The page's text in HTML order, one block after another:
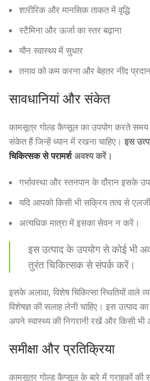
शारीरिक और मानसिक ताकत में वृद्धि
स्टैमिना और ऊर्जा का स्तर बढ़ाना
यौन स्वास्थ्य में सुधार
तनाव को कम करना और बेहतर नींद
सावधानियां और संकेत
कामसूत्र गोल्ड कैप्सूल का उपयोग करते समय
संकेत हैं जिन्हें ध्यान में रखना चाहिए। इस
चिकित्सक से परामर्शअवश्य करें।
गर्भावस्था और स्तनपान के दौरान इसके
यदि आपको किसी भी सक्रिय तत्व से
अत्यधिक मात्रा में इसका सेवन न करें।
इस उत्पाद के उपयोग से कोई भी
तुरंत चिकित्सक से संपर्क करें।
इसके अलावा, विशेष चिकित्सा स्थितियों वाले
विशेषज्ञ की सलाह लेनी चाहिए। इस उत्पाद
अपने स्वास्थ्य की निगरानी रखें और किसी भी
समीक्षा और प्रतिक्रिया
कामसूत्र गोल्ड कैप्सूल के बारे में ग्राहकों की